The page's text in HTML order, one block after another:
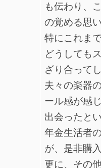
も伝わり、
の覚める思
特にこれま
どうしても
ざり合って
夫々の楽器
ール感が感
出会ったと
年金生活者
が、是非購
更に、その